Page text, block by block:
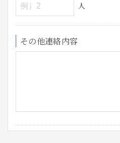
人
その他連絡内容